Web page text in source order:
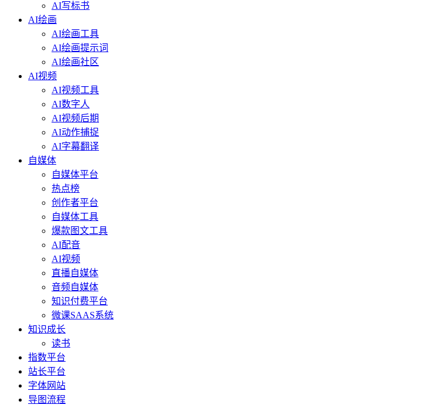
AI写标书
AI绘画
AI绘画工具
AI绘画提示词
AI绘画社区
AI视频
AI视频工具
AI数字人
AI视频后期
AI动作捕捉
AI字幕翻译
自媒体
自媒体平台
热点榜
创作者平台
自媒体工具
爆款图文工具
AI配音
AI视频
直播自媒体
音频自媒体
知识付费平台
微课SAAS系统
知识成长
读书
指数平台
站长平台
字体网站
导图流程